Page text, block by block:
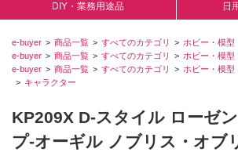
DIY・業務用途品 日
e-buyer 商品一覧 すべてのカテゴリ
ホビー・模型
e-buyer
商品一覧 すべてのカテゴリ ホビー・模型
e-buyer
商品一覧 すべてのカテゴリ ホビー・模型
キャラクター
KP209X D-スタイル ローゼ
プ-オーギル ノブリス・オブ